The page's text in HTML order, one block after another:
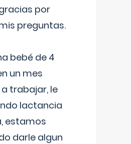
por
preguntas.
bebé de 4
un mes
trabajar, le
lactancia
estamos
darle algun